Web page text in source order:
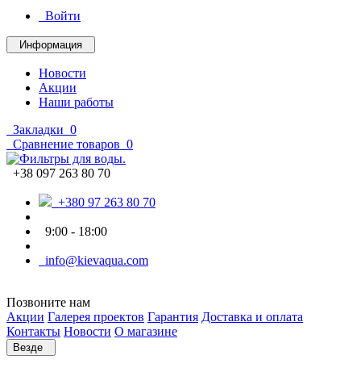
Войти
Информация
Новости
Акции
Наши работы
Закладки 0
Сравнение товаров 0
+38 097 263 80 70
+380 97 263 80 70
9:00 - 18:00
info@kievaqua.com
Позвоните нам
Акции Галерея проектов Гарантия Доставка и оплата
Контакты Новости О магазине
Везде